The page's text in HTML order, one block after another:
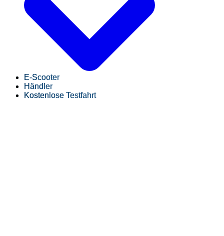
E-Scooter
Händler
Kostenlose Testfahrt